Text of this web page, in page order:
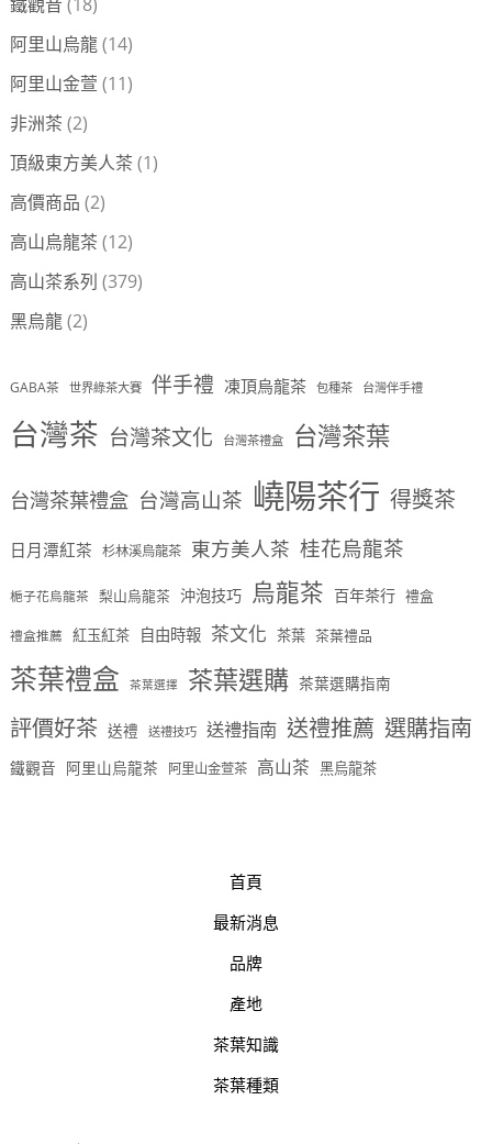
阿里山烏龍(14)
阿里山金萱 (11)
非洲茶 (2)
頂級東方美人茶 (1)
高價商品 (2)
高山烏龍茶 (12)
高山茶系列 (379)
黑烏龍(2)
GABA茶 世界綠茶大賽 伴手禮 凍頂烏龍茶 包種茶 台灣伴手禮
台灣茶 台灣茶文化 台灣茶禮盒 台灣茶葉
台灣茶葉禮盒 台灣高山茶 嶢陽茶行 得獎茶
日月潭紅茶 杉林溪烏龍茶 東方美人茶 桂花烏龍茶
梔子花烏龍茶 梨山烏龍茶 沖泡技巧 烏龍茶 百年茶行 禮盒
禮盒推薦 紅玉紅茶 自由時報 茶文化 茶葉 茶葉禮品
茶葉禮盒 茶葉選擇 茶葉選購 茶葉選購指南
評價好茶 送禮 送禮技巧 送禮指南 送禮推薦 選購指南
鐵觀音 阿里山烏龍茶 阿里山金萱茶 高山茶 黑烏龍茶
首頁
最新消息
品牌
產地
茶葉知識
茶葉種類